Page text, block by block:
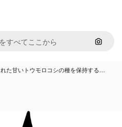
画像で
た甘いトウモロコシの種を保持する…